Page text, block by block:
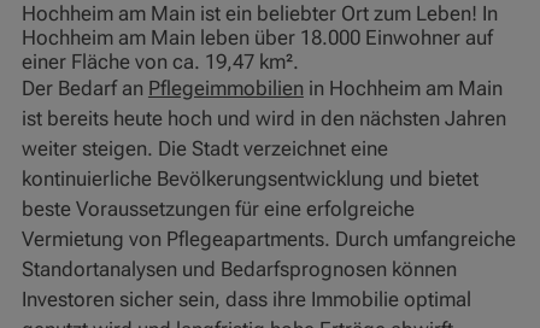
Hochheim am Main ist ein beliebter Ort zum Leben! In
Hochheim am Main leben über 18.000 Einwohner auf
einer Fläche von ca. 19,47 km².
Der Bedarf an Pflegeimmobilien in Hochheim am Main
ist bereits heute hoch und wird in den nächsten Jahren
weiter steigen. Die Stadt verzeichnet eine
kontinuierliche Bevölkerungsentwicklung und bietet
beste Voraussetzungen für eine erfolgreiche
Vermietung von Pflegeapartments. Durch umfangreiche
Standortanalysen und Bedarfsprognosen können
Investoren sicher sein, dass ihre Immobilie optimal